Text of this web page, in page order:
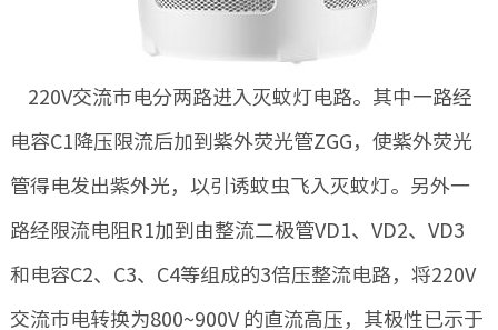
220V交流市电分两路进入灭蚊灯电路。其中一路经
电容C1降压限流后加到紫外荧光管ZGG，使紫外荧光
管得电发出紫外光，以引诱蚊虫飞入灭蚊灯。另外一
路经限流电阻R1加到由整流二极管VD1、VD2、VD3
和电容C2、C3、C4等组成的3倍压整流电路，将220V
交流市电转换为800~900V 的直流高压，其极性已示于